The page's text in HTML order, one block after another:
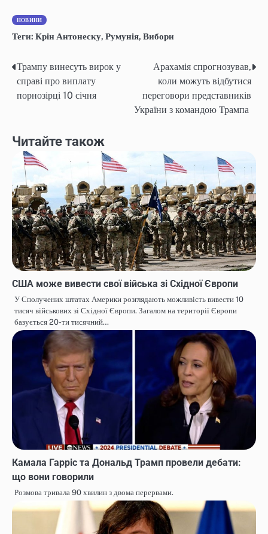
НОВИНИ
Теги: Крін Антонеску, Румунія, Вибори
Навігація
записів
Трампу винесуть вирок у
справі про виплату
порнозірці 10 січня
Арахамія спрогнозував,
коли можуть відбутися
переговори представників
України з командою Трампа
Читайте також
США може вивести свої війська зі Східної Європи
У Сполучених штатах Америки розглядають можливість вивести 10
тисяч військових зі Східної Європи. Загалом на території Європи
базується 20-ти тисячний…
Камала Гарріс та Дональд Трамп провели дебати:
що вони говорили
Розмова тривала 90 хвилин з двома перервами.